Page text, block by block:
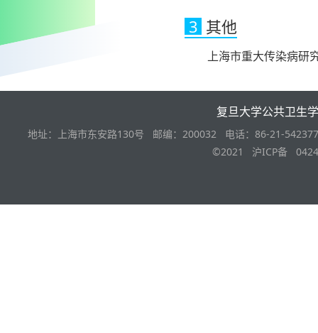
3 其他
上海市重大传染病
复旦大学公共卫生
地址：上海市东安路130号 邮编：200032 电话：86-21-
©2021 沪ICP备